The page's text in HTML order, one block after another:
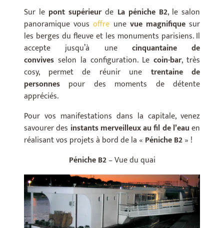
Sur le pont supérieurde La péniche B2, le salon
panoramique vous offre une vue magnifiquesur
les berges du fleuve et les monuments parisiens. Il
accepte jusqu’à une cinquantaine de
convives selon la configuration. Le coin-bar, très
cosy, permet de réunir une trentaine de
personnes pour des moments de détente
appréciés.
Pour vos manifestations dans la capitale, venez
savourer des instants merveilleux au fil de l’eauen
réalisant vos projets à bord de la « Péniche B2» !
Péniche B2– Vue du quai